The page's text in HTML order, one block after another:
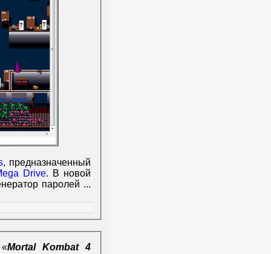
, предназначенный
Drive. В новой
паролей ...
Mortal Kombat 4